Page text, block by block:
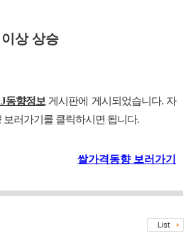
상 상승
동향정보 게시판에 게시되었습니다. 자
보러가기를 클릭하시면 됩니다.
쌀가격동향 보러가기